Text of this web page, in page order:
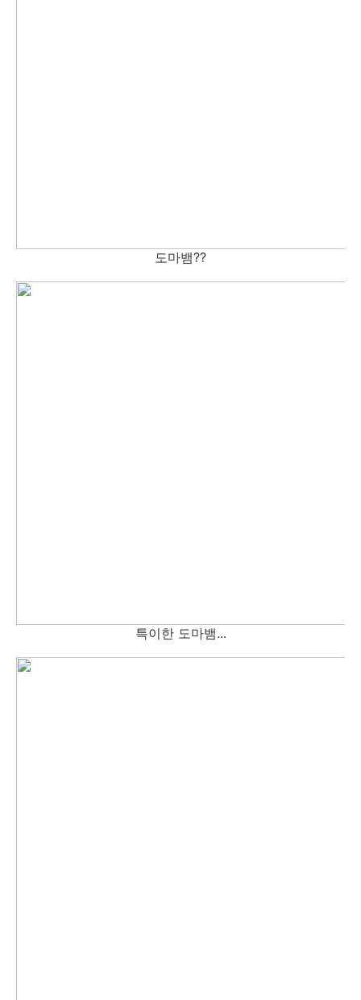
도마뱀??
특이한 도마뱀...